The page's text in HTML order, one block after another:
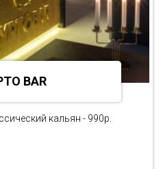
BAR
кальян - 990р.